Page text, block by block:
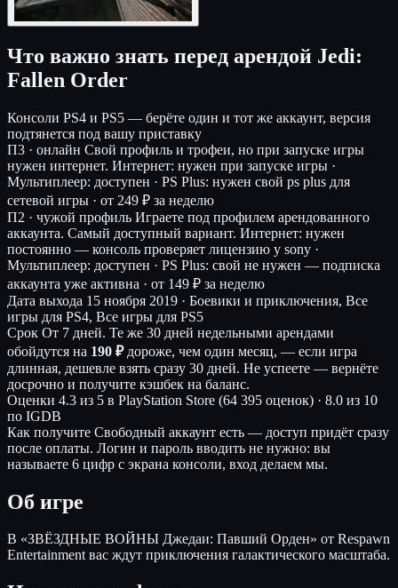
Что важно знать перед арендой Jedi:
Fallen Order
Консоли PS4 и PS5 — берёте один и тот же аккаунт, версия
подтянется под вашу приставку
П3 · онлайн Свой профиль и трофеи, но при запуске игры
нужен интернет. Интернет: нужен при запуске игры ·
Мультиплеер: доступен · PS Plus: нужен свой ps plus для
сетевой игры · от 249 ₽ за неделю
П2 · чужой профиль Играете под профилем арендованного
аккаунта. Самый доступный вариант. Интернет: нужен
постоянно — консоль проверяет лицензию у sony ·
Мультиплеер: доступен · PS Plus: свой не нужен — подписка
аккаунта уже активна · от 149 ₽ за неделю
Дата выхода 15 ноября 2019 · Боевики и приключения, Все
игры для PS4, Все игры для PS5
Срок От 7 дней. Те же 30 дней недельными арендами
обойдутся на 190 ₽дороже, чем один месяц, — если игра
длинная, дешевле взять сразу 30 дней. Не успеете — вернёте
досрочно и получите кэшбек на баланс.
Оценки 4.3 из 5 в PlayStation Store (64 395 оценок) · 8.0 из 10
по IGDB
Как получите Свободный аккаунт есть — доступ придёт сразу
после оплаты. Логин и пароль вводить не нужно: вы
называете 6 цифр с экрана консоли, вход делаем мы.
Об игре
В «ЗВЁЗДНЫЕ ВОЙНЫ Джедаи: Павший Орден» от Respawn
Entertainment вас ждут приключения галактического масштаба.